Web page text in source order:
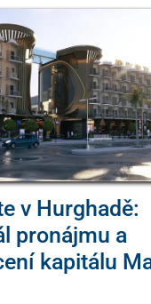
v Hurghadě:
pronájmu a
kapitálu